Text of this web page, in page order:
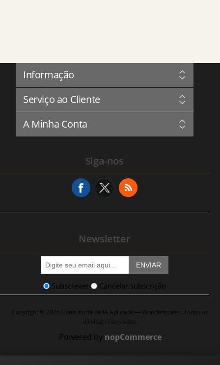
Informação
Governação
Privacidade
Termos & Condições
Serviço ao Cliente
Forum
Livro de Reclamações
A Minha Conta
Pedido de Serviço
Siga-nos
Newsletter
ENVIAR
Subscrever Cancelar subscrição
Copyright © 2026 Consultoria de IA Aplicada — Wonderstores. Todos os
direitos reservados.
Powered by nopCommerce